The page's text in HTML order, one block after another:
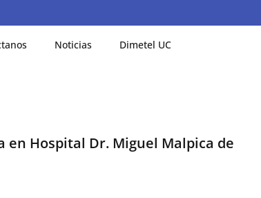
Noticias Dimetel UC
Hospital Dr. Miguel Malpica de